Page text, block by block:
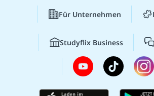
Für Unternehmen
Studyflix Business